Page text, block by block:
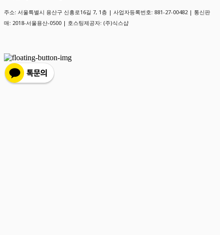
주소: 서울특별시 용산구 신흥로16길 7, 1층 | 사업자등록번호: 881-27-00482 | 통신판
매: 2018-서울용산-0500 | 호스팅제공자: (주)식스샵